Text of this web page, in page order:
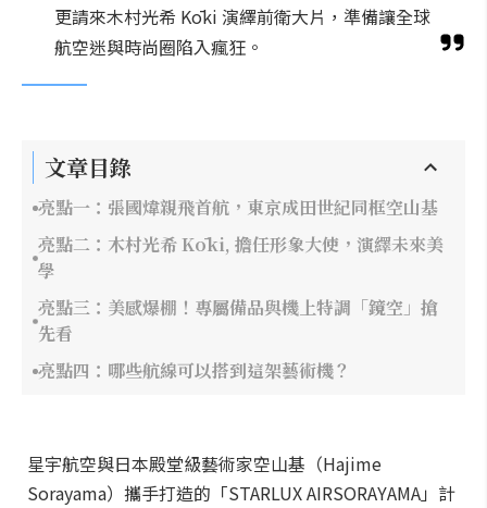
更請來木村光希 Kōki 演繹前衛大片，準備讓全球
航空迷與時尚圈陷入瘋狂。
文章目錄
亮點一：張國煒親飛首航，東京成田世紀同框空山基
亮點二：木村光希 Kōki, 擔任形象大使，演繹未來美
學
亮點三：美感爆棚！專屬備品與機上特調「鏡空」搶
先看
亮點四：哪些航線可以搭到這架藝術機？
星宇航空與日本殿堂級藝術家空山基（Hajime
Sorayama）攜手打造的「STARLUX AIRSORAYAMA」計